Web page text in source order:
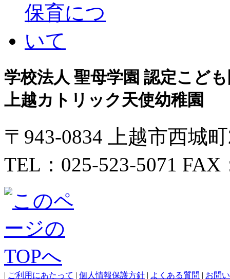
学校法人 聖母学園 認定こど
上越カトリック天使幼稚園
〒943-0834 上越市西城
TEL：025-523-5071 FAX
| ご利用にあたって | 個人情報保護方針 | よくある質問 | お問